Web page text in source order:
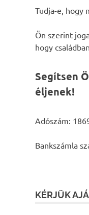
Tudja-e, hogy
Ön szerint
hogy
Segítsen
éljenek!
Adószám:
Bankszámla
KÉRJÜK